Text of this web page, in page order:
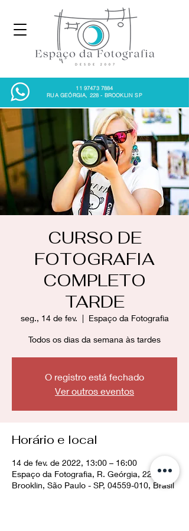
11 97473 7884
RUA GEÓRGIA, 228 - BROOKLIN SP
CURSO DE
FOTOGRAFIA
COMPLETO
TARDE
seg., 14 de fev.
  |
Espaço da Fotografia
Todos os dias da semana às tardes
O registro está fechado
Ver outros eventos
Horário e local
14 de fev. de 2022, 13:00 – 16:00
Espaço da Fotografia, R. Geórgia, 228 -
Brooklin, São Paulo - SP, 04559-010, Brasil